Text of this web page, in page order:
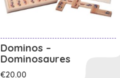
Dominos –
Dominosaures
€20.00